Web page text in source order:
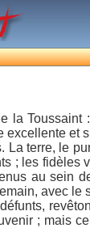
la Toussaint
excellente et
La terre, le
; les fidèles
au sein
avec le
; mais